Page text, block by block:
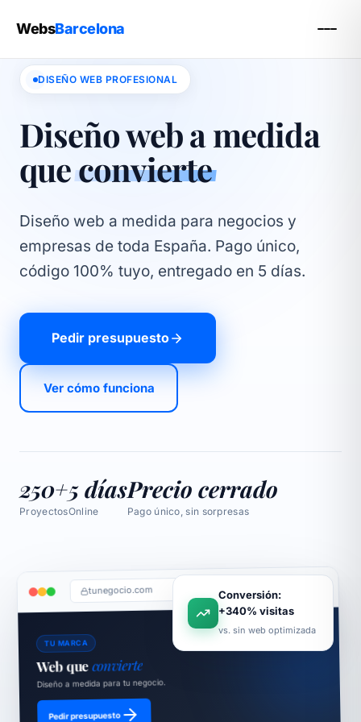
WebsBarcelona
DISEÑO WEB PROFESIONAL
Diseño web a medida
queconvierte
Diseño web a medida para negocios y
empresas de toda España. Pago único,
código 100% tuyo, entregado en 5 días.
Pedir presupuesto
Ver cómo funciona
250+
Proyectos
5 días
Online
Precio cerrado
Pago único, sin sorpresas
tunegocio.com
TU MARCA
Web que convierte
Diseño a medida para tu negocio.
Conversión:
+340% visitas
vs. sin web optimizada